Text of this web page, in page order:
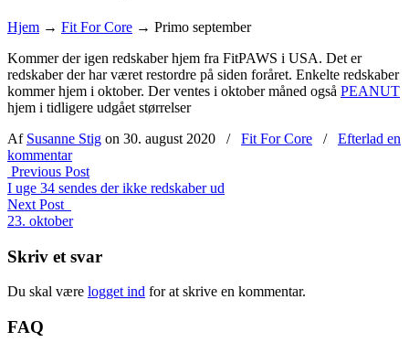
Hjem → Fit For Core → Primo september
Kommer der igen redskaber hjem fra FitPAWS i USA. Det er
redskaber der har været restordre på siden foråret. Enkelte redskaber
kommer hjem i oktober. Der ventes i oktober måned også PEANUT
hjem i tidligere udgået størrelser
Af Susanne Stig on 30. august 2020 / Fit For Core / Efterlad en
kommentar
Previous Post
I uge 34 sendes der ikke redskaber ud
Next Post
23. oktober
Skriv et svar
Du skal være logget ind for at skrive en kommentar.
FAQ